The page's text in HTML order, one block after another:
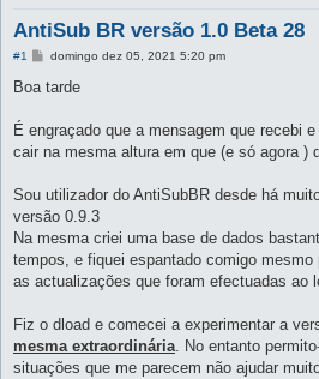
AntiSub BR versão 1.0 Beta 28
#1
M
n
g
e
m
domingo dez 05, 2021 5:20 pm
Boa tarde
É engraçado que a mensagem que recebi
cair na mesma altura em que (e só agora )
Sou utilizador do AntiSubBR desde há
versão 0.9.3
Na mesma criei uma base de dados
tempos, e fiquei espantado comigo
as actualizações que foram efectuadas ao
Fiz o dload e comecei a experimentar a
mesma extraordinária. No entanto
situações que me parecem não ajudar